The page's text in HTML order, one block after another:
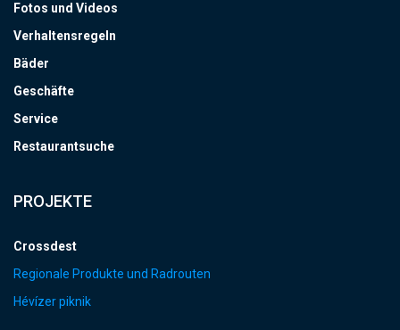
Fotos und Videos
Verhaltensregeln
Bäder
Geschäfte
Service
Restaurantsuche
PROJEKTE
Crossdest
Regionale Produkte und Radrouten
Hévízer piknik